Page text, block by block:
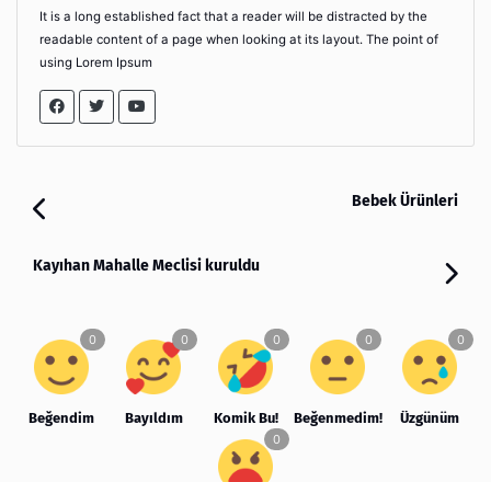
It is a long established fact that a reader will be distracted by the
readable content of a page when looking at its layout. The point of
using Lorem Ipsum
Bebek Ürünleri
Kayıhan Mahalle Meclisi kuruldu
Beğendim Bayıldım Komik Bu! Beğenmedim! Üzgünüm